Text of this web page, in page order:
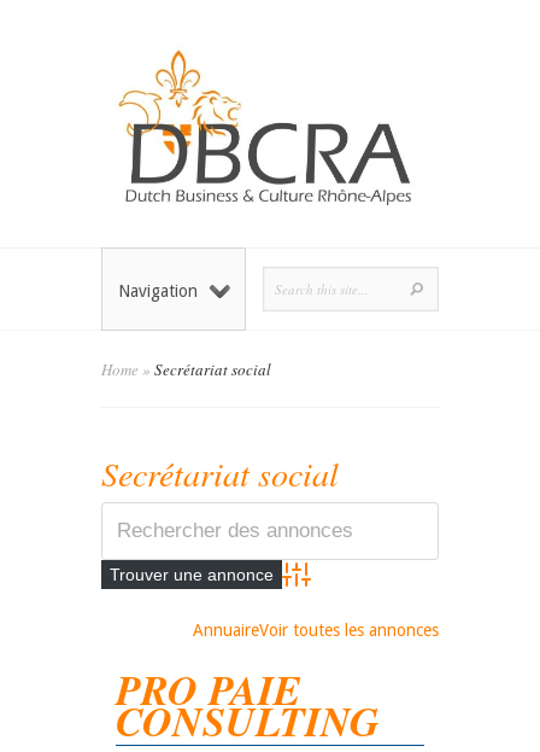
Navigation
Home » Secrétariat social
Secrétariat social
Advanced Search
AnnuaireVoir toutes les annonces
PRO PAIE
CONSULTING